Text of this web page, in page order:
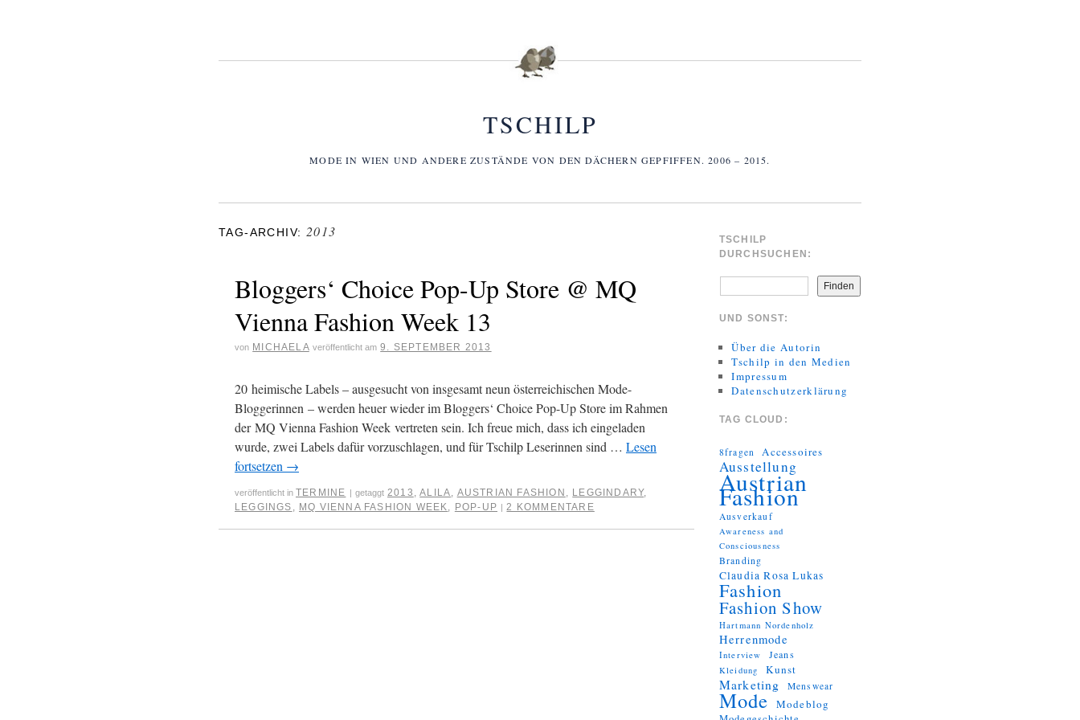
TSCHILP
MODE IN WIEN UND ANDERE ZUSTÄNDE VON DEN DÄCHERN GEPFIFFEN. 2006 – 2015.
TAG-ARCHIV: 2013
Bloggers‘ Choice Pop-Up Store @ MQ
Vienna Fashion Week 13
von MICHAELA veröffentlicht am 9. SEPTEMBER 2013
20 heimische Labels – ausgesucht von insgesamt neun österreichischen Mode-
Bloggerinnen – werden heuer wieder im Bloggers‘ Choice Pop-Up Store im Rahmen
der MQ Vienna Fashion Week vertreten sein. Ich freue mich, dass ich eingeladen
wurde, zwei Labels dafür vorzuschlagen, und für Tschilp Leserinnen sind … Lesen
fortsetzen →
veröffentlicht in TERMINE | getaggt 2013 ,ALILA, AUSTRIAN FASHION , LEGGINDARY,
LEGGINGS , MQ VIENNA FASHION WEEK, POP-UP | 2 KOMMENTARE
TSCHILP
DURCHSUCHEN:
Finden
UND SONST:
Über die Autorin
Tschilp in den Medien
Impressum
Datenschutzerklärung
TAG CLOUD:
8fragen Accessoires
Ausstellung
Austrian
Fashion
Ausverkauf
Awareness and
Consciousness
Branding
Claudia Rosa Lukas
Fashion
Fashion Show
Hartmann Nordenholz
Herrenmode
Interview Jeans
Kleidung Kunst
Marketing Menswear
Mode Modeblog